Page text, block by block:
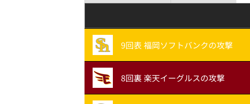
9回表 福岡ソフトバンクの攻撃
8回裏 楽天イーグルスの攻撃